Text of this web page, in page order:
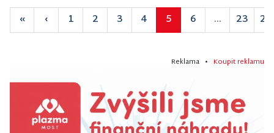
« ‹ 1 2 3 4 5 6 ... 23 24
Reklama • Koupit reklamu